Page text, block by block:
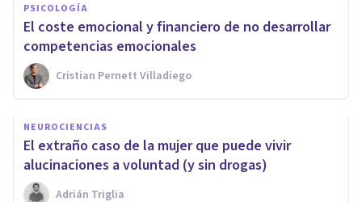
PSICOLOGÍA
El coste emocional y financiero de no desarrollar
competencias emocionales
Cristian Pernett Villadiego
NEUROCIENCIAS
El extraño caso de la mujer que puede vivir
alucinaciones a voluntad (y sin drogas)
Adrián Triglia